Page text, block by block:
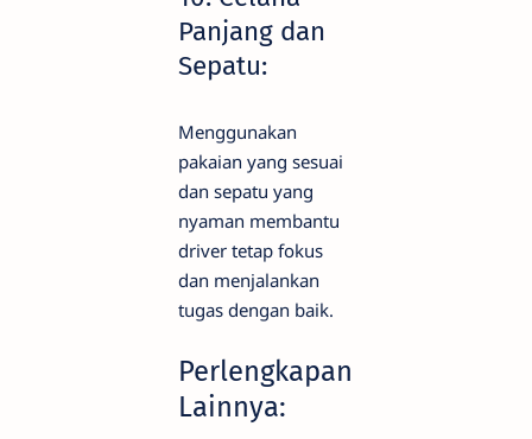
Panjang dan
Sepatu:
Menggunakan
pakaian yang sesuai
dan sepatu yang
nyaman membantu
driver tetap fokus
dan menjalankan
tugas dengan baik.
Perlengkapan
Lainnya: